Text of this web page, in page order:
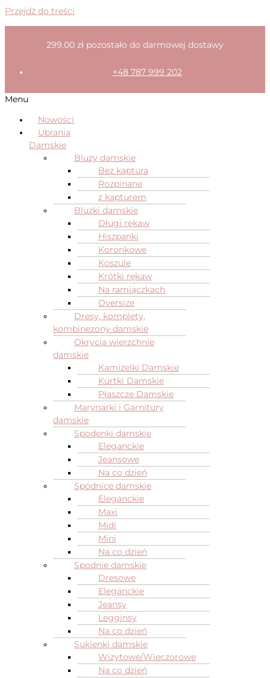
Przejdź do treści
299.00 zł pozostało do darmowej dostawy
+48 787 999 202
Menu
Nowości
Ubrania
Damskie
Bluzy damskie
Bez kaptura
Rozpinane
z kapturem
Bluzki damskie
Długi rękaw
Hiszpanki
Koronkowe
Koszule
Krótki rękaw
Na ramiączkach
Oversize
Dresy, komplety,
kombinezony damskie
Okrycia wierzchnie
damskie
Kamizelki Damskie
Kurtki Damskie
Płaszcze Damskie
Marynarki i Garnitury
damskie
Spodenki damskie
Eleganckie
Jeansowe
Na co dzień
Spódnice damskie
Eleganckie
Maxi
Midi
Mini
Na co dzień
Spodnie damskie
Dresowe
Eleganckie
Jeansy
Legginsy
Na co dzień
Sukienki damskie
Wizytowe/Wieczorowe
Na co dzień